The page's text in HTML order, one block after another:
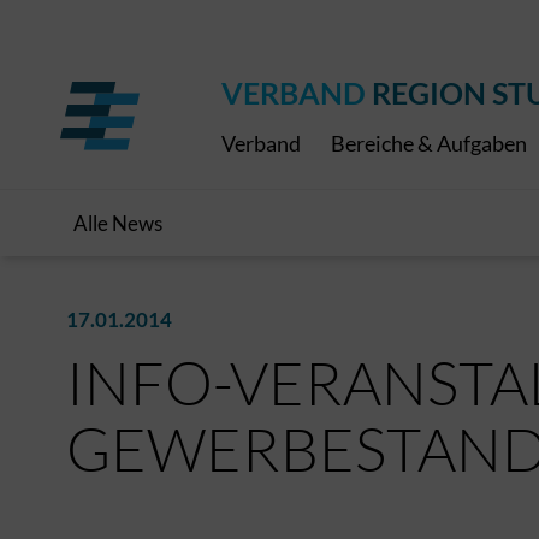
VERBAND REGION
Verband Bereiche & Aufgaben
Alle News
17.01.2014
INFO-